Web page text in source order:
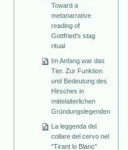
Toward a
metanarrative
reading of
Gottfried's stag
ritual
Im Anfang war das
Tier. Zur Funktion
und Bedeutung des
Hirsches in
mittelalterlichen
Gründungslegenden
La leggenda del
collare del cervo nel
"Tirant lo Blanc"